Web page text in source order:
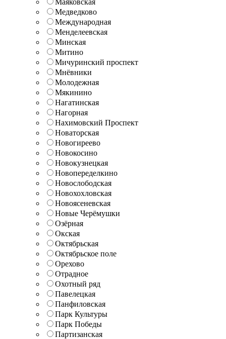
Медведково
Международная
Менделеевская
Минская
Митино
Мичуринский проспект
Мнёвники
Молодежная
Мякинино
Нагатинская
Нагорная
Нахимовский Проспект
Новаторская
Новогиреево
Новокосино
Новокузнецкая
Новопеределкино
Новослободская
Новохохловская
Новоясеневская
Новые Черёмушки
Озёрная
Окская
Октябрьская
Октябрьское поле
Орехово
Отрадное
Охотный ряд
Павелецкая
Панфиловская
Парк Культуры
Парк Победы
Партизанская